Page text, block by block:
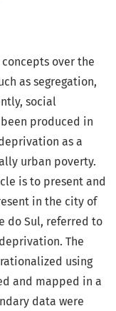
over the
as segregation,
social
produced in
as a
urban poverty.
is to present and
in the city of
do Sul, referred to
The
using
and mapped in a
data were